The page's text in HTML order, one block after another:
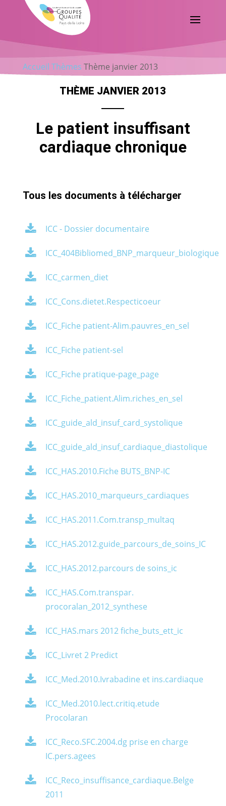
Accueil Thèmes Thème janvier 2013
THÈME JANVIER 2013
Le patient insuffisant
cardiaque chronique
Tous les documents à télécharger
ICC - Dossier documentaire
ICC_404Bibliomed_BNP_marqueur_biologique
ICC_carmen_diet
ICC_Cons.dietet.Respecticoeur
ICC_Fiche patient-Alim.pauvres_en_sel
ICC_Fiche patient-sel
ICC_Fiche pratique-page_page
ICC_Fiche_patient.Alim.riches_en_sel
ICC_guide_ald_insuf_card_systolique
ICC_guide_ald_insuf_cardiaque_diastolique
ICC_HAS.2010.Fiche BUTS_BNP-IC
ICC_HAS.2010_marqueurs_cardiaques
ICC_HAS.2011.Com.transp_multaq
ICC_HAS.2012.guide_parcours_de_soins_IC
ICC_HAS.2012.parcours de soins_ic
ICC_HAS.Com.transpar.
procoralan_2012_synthese
ICC_HAS.mars 2012 fiche_buts_ett_ic
ICC_Livret 2 Predict
ICC_Med.2010.Ivrabadine et ins.cardiaque
ICC_Med.2010.lect.critiq.etude
Procolaran
ICC_Reco.SFC.2004.dg prise en charge
IC.pers.agees
ICC_Reco_insuffisance_cardiaque.Belge
2011